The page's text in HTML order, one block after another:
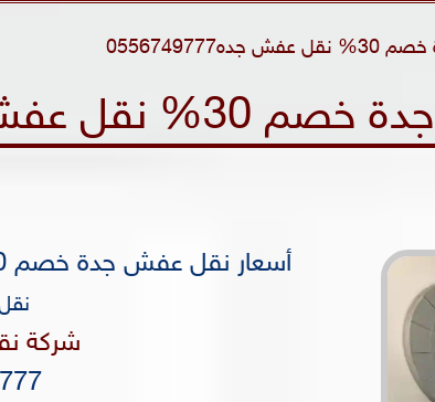
جده0556749777
أسعار نقل عفش جدة خصم 30% نقل عفش جده0556749777
شركة